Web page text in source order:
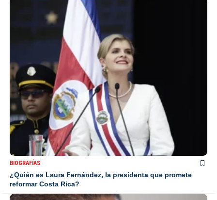
BIOGRAFÍAS
¿Quién es Laura Fernández, la presidenta que promete
reformar Costa Rica?